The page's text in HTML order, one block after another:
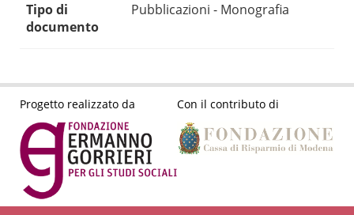
Tipo di
documento
Pubblicazioni - Monografia
Progetto realizzato da Con il contributo di